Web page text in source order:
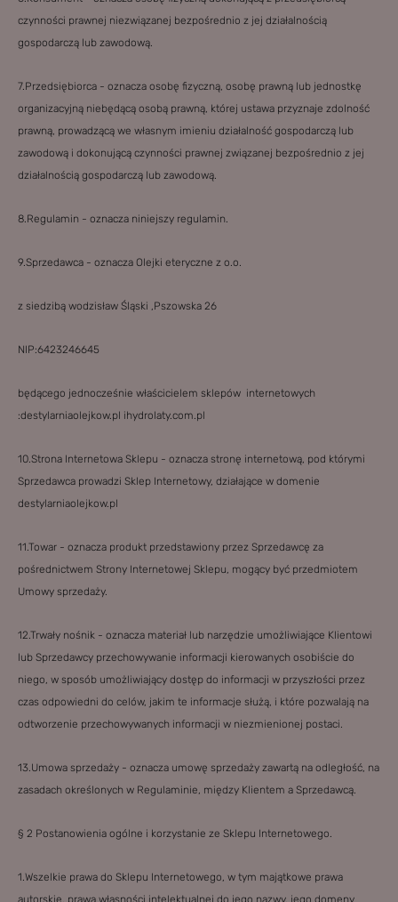
czynności prawnej niezwiązanej bezpośrednio z jej działalnością
gospodarczą lub zawodową.
7.Przedsiębiorca - oznacza osobę fizyczną, osobę prawną lub jednostkę
organizacyjną niebędącą osobą prawną, której ustawa przyznaje zdolność
prawną, prowadzącą we własnym imieniu działalność gospodarczą lub
zawodową i dokonującą czynności prawnej związanej bezpośrednio z jej
działalnością gospodarczą lub zawodową.
8.Regulamin - oznacza niniejszy regulamin.
9.Sprzedawca - oznacza Olejki eteryczne z o.o.
z siedzibą wodzisław Śląski ,Pszowska 26
NIP:6423246645
będącego jednocześnie właścicielem sklepów internetowych
:destylarniaolejkow.pl ihydrolaty.com.pl
10.Strona Internetowa Sklepu - oznacza stronę internetową, pod którymi
Sprzedawca prowadzi Sklep Internetowy, działające w domenie
destylarniaolejkow.pl
11.Towar - oznacza produkt przedstawiony przez Sprzedawcę za
pośrednictwem Strony Internetowej Sklepu, mogący być przedmiotem
Umowy sprzedaży.
12.Trwały nośnik - oznacza materiał lub narzędzie umożliwiające Klientowi
lub Sprzedawcy przechowywanie informacji kierowanych osobiście do
niego, w sposób umożliwiający dostęp do informacji w przyszłości przez
czas odpowiedni do celów, jakim te informacje służą, i które pozwalają na
odtworzenie przechowywanych informacji w niezmienionej postaci.
13.Umowa sprzedaży - oznacza umowę sprzedaży zawartą na odległość, na
zasadach określonych w Regulaminie, między Klientem a Sprzedawcą.
§ 2 Postanowienia ogólne i korzystanie ze Sklepu Internetowego.
1.Wszelkie prawa do Sklepu Internetowego, w tym majątkowe prawa
autorskie, prawa własności intelektualnej do jego nazwy, jego domeny